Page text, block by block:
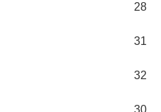
28
31
32